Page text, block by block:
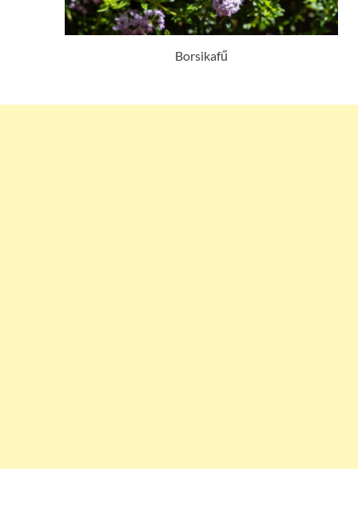
Borsikafű